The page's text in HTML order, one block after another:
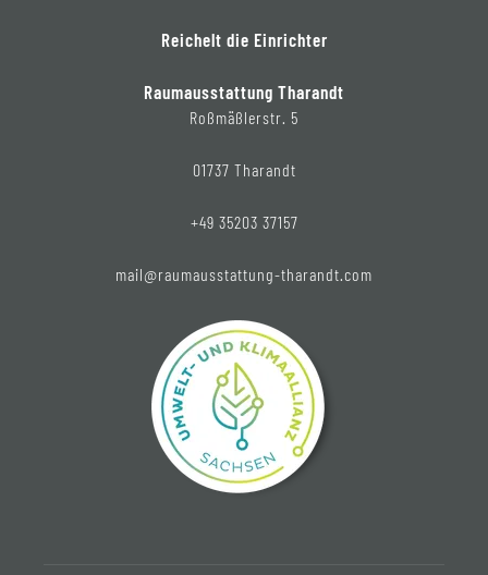
Reichelt die Einrichter
Raumausstattung Tharandt
Roßmäßlerstr. 5
01737 Tharandt
+49 35203 37157
mail@raumausstattung-tharandt.com